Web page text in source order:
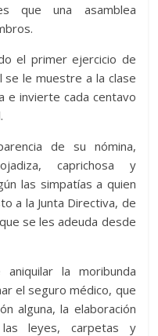
que una asamblea
el primer ejercicio de
se le muestre a la clase
e invierte cada centavo
de su nómina,
caprichosa y
las simpatías a quien
a la Junta Directiva, de
se les adeuda desde
la moribunda
el seguro médico, que
alguna, la elaboración
leyes, carpetas y